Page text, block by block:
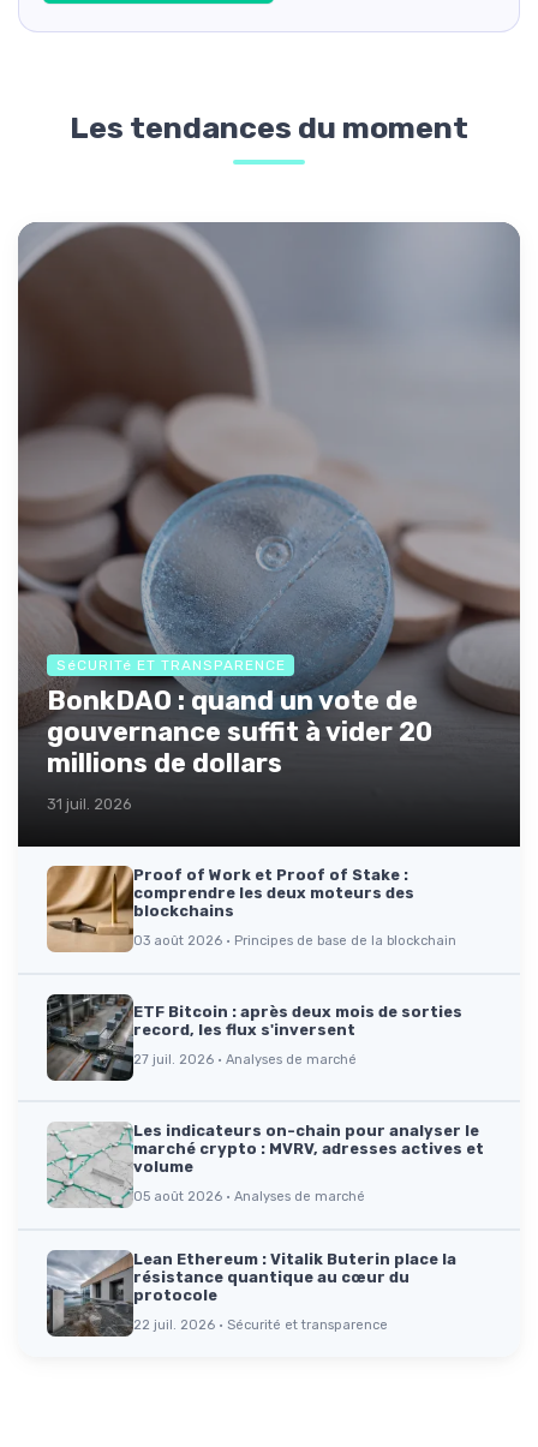
Les tendances du moment
SéCURITé ET TRANSPARENCE
BonkDAO : quand un vote de
gouvernance suffit à vider 20
millions de dollars
31 juil. 2026
Proof of Work et Proof of Stake :
comprendre les deux moteurs des
blockchains
03 août 2026 · Principes de base de la blockchain
ETF Bitcoin : après deux mois de sorties
record, les flux s'inversent
27 juil. 2026 · Analyses de marché
Les indicateurs on-chain pour analyser le
marché crypto : MVRV, adresses actives et
volume
05 août 2026 · Analyses de marché
Lean Ethereum : Vitalik Buterin place la
résistance quantique au cœur du
protocole
22 juil. 2026 · Sécurité et transparence